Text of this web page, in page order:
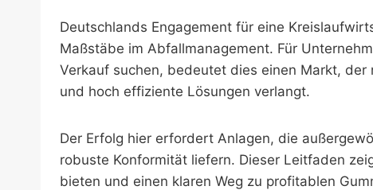
Deutschlands Engagement für eine
Maßstäbe im Abfallmanagement. Für
Verkauf suchen, bedeutet dies einen Markt,
und hoch effiziente Lösungen verlangt.
Der Erfolg hier erfordert Anlagen, die
robuste Konformität liefern. Dieser Leitfaden
bieten und einen klaren Weg zu profitablen